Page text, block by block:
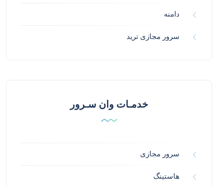
دامنه
سرور مجازی ترید
خدمـات وان سـرور
سرور مجازی
هاستینگ